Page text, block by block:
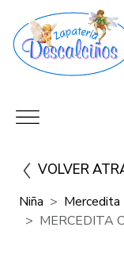
VOLVER
Niña
Mercedita
MERCEDITA